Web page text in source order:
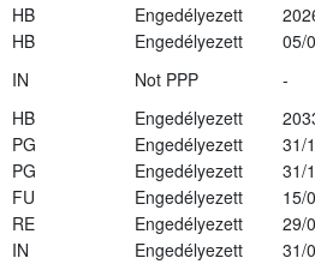
HB Engedélyezett
HB Engedélyezett
05/
IN Not PPP
-
HB Engedélyezett
PG Engedélyezett
31/
PG Engedélyezett
31/
FU Engedélyezett
15/
RE Engedélyezett
29/
IN Engedélyezett
31/